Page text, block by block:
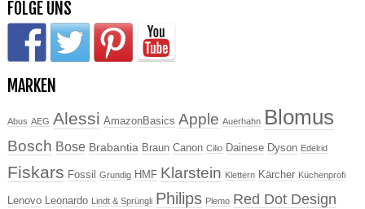
FOLGE UNS
MARKEN
Abus AEG Alessi AmazonBasics Apple Auerhahn Blomus
Bosch Bose Brabantia Braun Canon Cilio Dainese Dyson Edelrid
Fiskars Fossil Grundig HMF Klarstein Klettern Kärcher Küchenprofi
Lenovo Leonardo Lindt & Sprüngli Philips Plemo Red Dot Design